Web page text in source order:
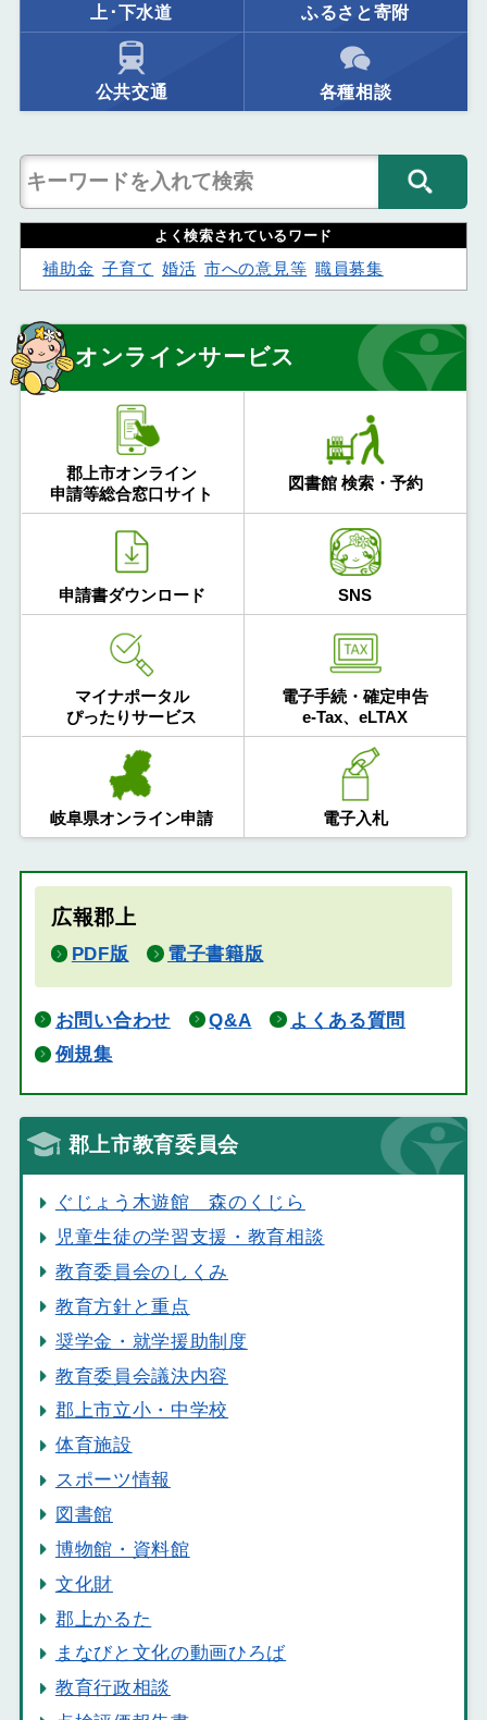
上･下水道 ふるさと寄附
公共交通 各種相談
よく検索されているワード
補助金 子育て 婚活 市への意見等 職員募集
オンラインサービス
郡上市オンライン
申請等総合窓口サイト
図書館 検索・予約
申請書ダウンロード SNS
マイナポータル
ぴったりサービス
電子手続・確定申告
e-Tax、eLTAX
岐阜県オンライン申請 電子入札
広報郡上
PDF版 電子書籍版
お問い合わせ Q&A
よくある質問
例規集
郡上市教育委員会
ぐじょう木遊館 森のくじら
児童生徒の学習支援・教育相談
教育委員会のしくみ
教育方針と重点
奨学金・就学援助制度
教育委員会議決内容
郡上市立小・中学校
体育施設
スポーツ情報
図書館
博物館・資料館
文化財
郡上かるた
まなびと文化の動画ひろば
教育行政相談